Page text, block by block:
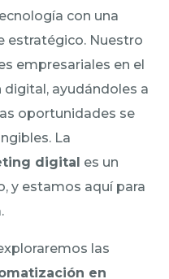
con una
estratégico. Nuestro
empresariales en el
ayudándoles a
oportunidades se
La
digital es un
y estamos aquí para
las
en